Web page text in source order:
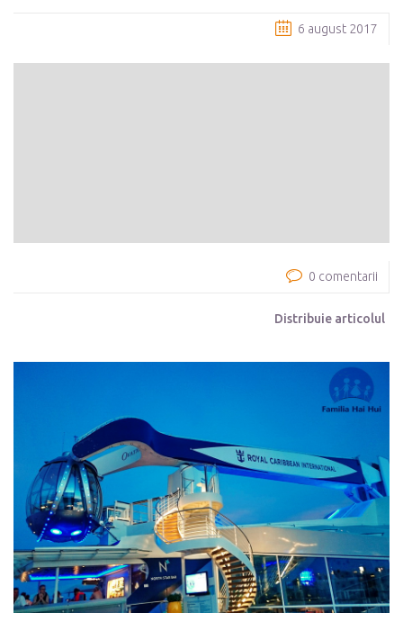
6 august 2017
0 comentarii
Distribuie articolul